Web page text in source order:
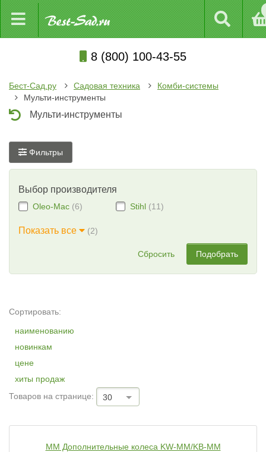
8 (800) 100-43-55
Бест-Сад.ру Садовая техника
Комби-системы
Мульти-инструменты
Мульти-инструменты
Фильтры
Выбор производителя
Oleo-Mac (6) Stihl (11)
Показать все (2)
Сбросить Подобрать
Сортировать:
наименованию
новинкам
цене
хиты продаж
Товаров на странице:
30
MM Дополнительные колеса KW-ММ/KB-MM